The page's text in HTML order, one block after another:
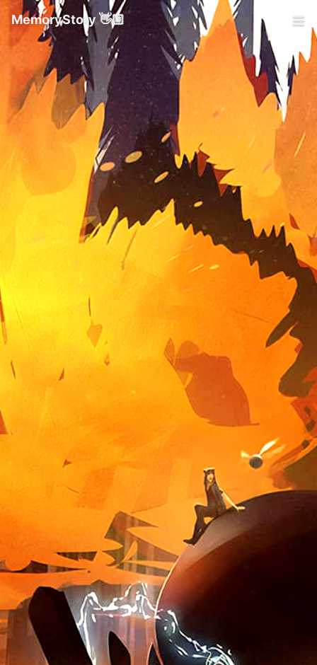
MemoryStory 👋🏼